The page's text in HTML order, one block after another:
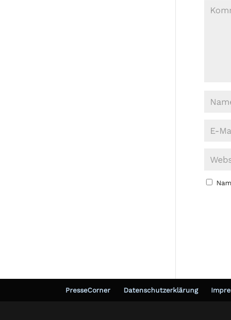
PresseCorner Datenschutzerklärung